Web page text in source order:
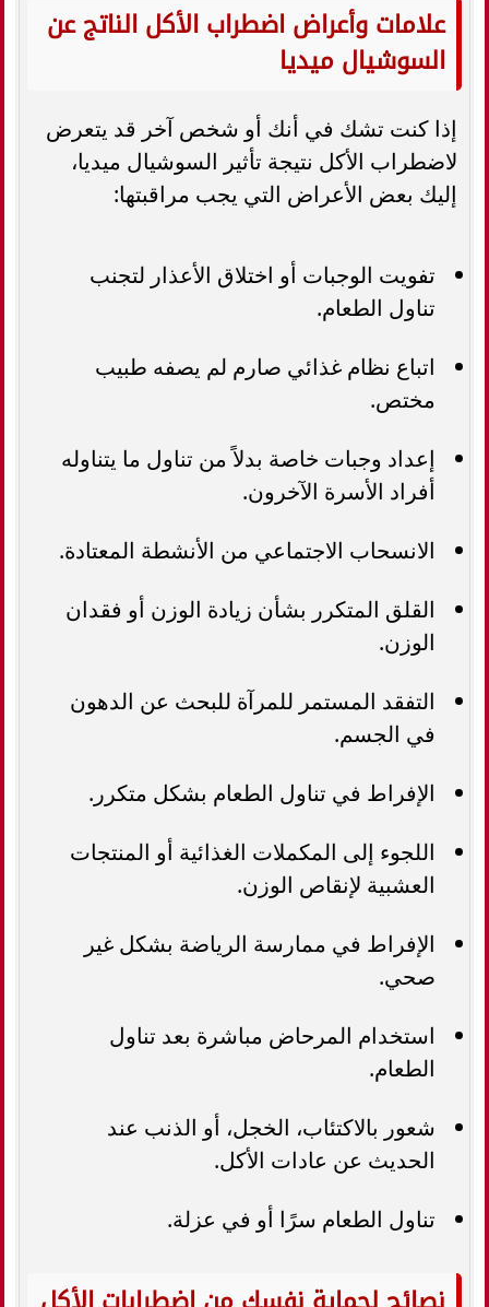
علامات وأعراض اضطراب الأكل الناتج عن
السوشيال ميديا
إذا كنت تشك في أنك أو شخص آخر قد يتعرض
لاضطراب الأكل نتيجة تأثير السوشيال ميديا،
إليك بعض الأعراض التي يجب مراقبتها:
تفويت الوجبات أو اختلاق الأعذار لتجنب
تناول الطعام.
اتباع نظام غذائي صارم لم يصفه طبيب
مختص.
إعداد وجبات خاصة بدلاً من تناول ما يتناوله
أفراد الأسرة الآخرون.
الانسحاب الاجتماعي من الأنشطة المعتادة.
القلق المتكرر بشأن زيادة الوزن أو فقدان
الوزن.
التفقد المستمر للمرآة للبحث عن الدهون
في الجسم.
الإفراط في تناول الطعام بشكل متكرر.
اللجوء إلى المكملات الغذائية أو المنتجات
العشبية لإنقاص الوزن.
الإفراط في ممارسة الرياضة بشكل غير
صحي.
استخدام المرحاض مباشرة بعد تناول
الطعام.
شعور بالاكتئاب، الخجل، أو الذنب عند
الحديث عن عادات الأكل.
تناول الطعام سرًا أو في عزلة.